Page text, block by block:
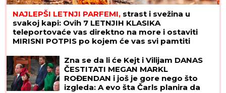
NAJLEPŠI LETNJI PARFEMI, strast i svežina u
svakoj kapi: Ovih 7 LETNJIH KLASIKA
teleportovaće vas direktno na more i ostaviti
MIRISNI POTPIS po kojem će vas svi pamtiti
Zna se da li će Kejt i Vilijam DANAS
ČESTITATI MEGAN MARKL
ROĐENDAN i još je gore nego što
izgleda: A evo šta Čarls planira da